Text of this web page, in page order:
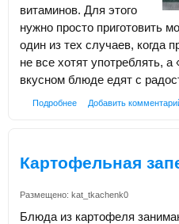
витаминов. Для этого
нужно просто приготовить
один из тех случаев, когда
не все хотят употреблять,
вкусном блюде едят с
Подробнее Добавить
Картофельная
Размещено: kat_tkachenk0
Блюда из картофеля